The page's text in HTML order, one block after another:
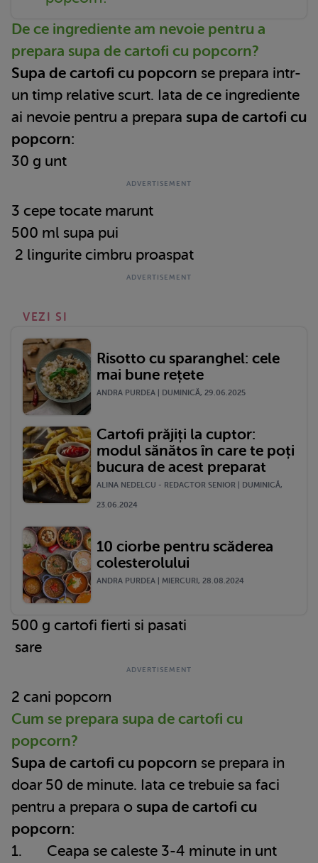
De ce ingrediente am nevoie pentru a
prepara supa de cartofi cu popcorn?
Supa de cartofi cu popcorn se prepara intr-
un timp relative scurt. Iata de ce ingrediente
ai nevoie pentru a prepara supa de cartofi cu
popcorn:
30 g unt
3 cepe tocate marunt
500 ml supa pui
2 lingurite cimbru proaspat
VEZI SI
Risotto cu sparanghel: cele
mai bune rețete
ANDRA PURDEA | DUMINICĂ, 29.06.2025
Cartofi prăjiți la cuptor:
modul sănătos în care te poți
bucura de acest preparat
ALINA NEDELCU - REDACTOR SENIOR | DUMINICĂ,
23.06.2024
10 ciorbe pentru scăderea
colesterolului
ANDRA PURDEA | MIERCURI, 28.08.2024
500 g cartofi fierti si pasati
sare
2 cani popcorn
Cum se prepara supa de cartofi cu
popcorn?
Supa de cartofi cu popcorn se prepara in
doar 50 de minute. Iata ce trebuie sa faci
pentru a prepara o supa de cartofi cu
popcorn:
1. Ceapa se caleste 3-4 minute in unt